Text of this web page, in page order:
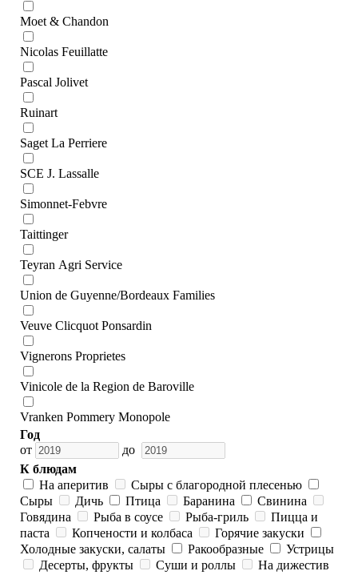
Moet & Chandon
Nicolas Feuillatte
Pascal Jolivet
Ruinart
Saget La Perriere
SCE J. Lassalle
Simonnet-Febvre
Taittinger
Teyran Agri Service
Union de Guyenne/Bordeaux Families
Veuve Clicquot Ponsardin
Vignerons Proprietes
Vinicole de la Region de Baroville
Vranken Pommery Monopole
Год
от
до
К блюдам
На аперитив
Сыры с благородной плесенью
Сыры
Дичь Птица Баранина
Свинина
Говядина
Рыба в соусе Рыба-гриль
Пицца и
паста
Копчености и колбаса
Горячие закуски
Холодные закуски, салаты
Ракообразные
Устрицы
Десерты, фрукты
Суши и роллы
На дижестив